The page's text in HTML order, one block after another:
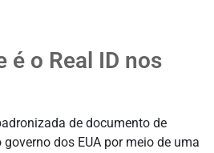
é o Real ID nos
de documento de
dos EUA por meio de uma